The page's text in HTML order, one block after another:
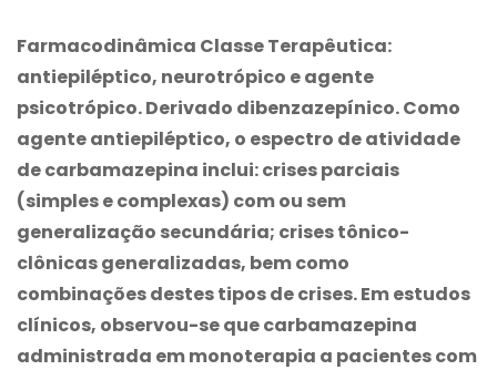
Farmacodinâmica Classe Terapêutica:
antiepiléptico, neurotrópico e agente
psicotrópico. Derivado dibenzazepínico. Como
agente antiepiléptico, o espectro de atividade
decarbamazepina inclui: crises parciais
(simples e complexas) com ou sem
generalização secundária; crises tônico-
clônicas generalizadas, bem como
combinações destes tipos de crises. Em estudos
clínicos, observou-se quecarbamazepina
administrada em monoterapia a pacientes com